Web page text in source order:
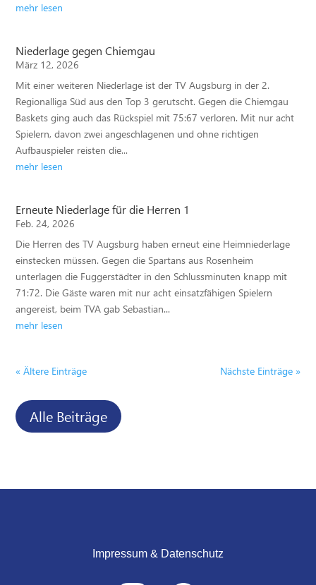
mehr lesen
Niederlage gegen Chiemgau
März 12, 2026
Mit einer weiteren Niederlage ist der TV Augsburg in der 2.
Regionalliga Süd aus den Top 3 gerutscht. Gegen die Chiemgau
Baskets ging auch das Rückspiel mit 75:67 verloren. Mit nur acht
Spielern, davon zwei angeschlagenen und ohne richtigen
Aufbauspieler reisten die...
mehr lesen
Erneute Niederlage für die Herren 1
Feb. 24, 2026
Die Herren des TV Augsburg haben erneut eine Heimniederlage
einstecken müssen. Gegen die Spartans aus Rosenheim
unterlagen die Fuggerstädter in den Schlussminuten knapp mit
71:72. Die Gäste waren mit nur acht einsatzfähigen Spielern
angereist, beim TVA gab Sebastian...
mehr lesen
« Ältere Einträge Nächste Einträge »
Alle Beiträge
Impressum & Datenschutz